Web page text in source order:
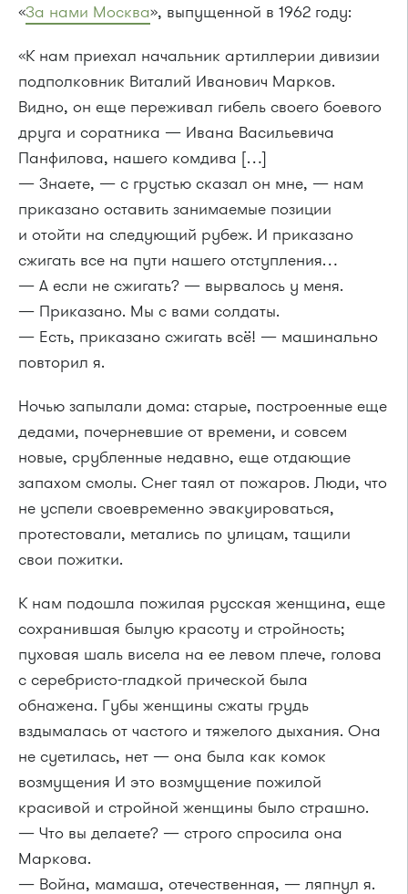
«За нами Москва», выпущенной в 1962 году:
«К нам приехал начальник артиллерии дивизии
подполковник Виталий Иванович Марков.
Видно, он еще переживал гибель своего боевого
друга и соратника — Ивана Васильевича
Панфилова, нашего комдива […]
— Знаете, — с грустью сказал он мне, — нам
приказано оставить занимаемые позиции
и отойти на следующий рубеж. И приказано
сжигать все на пути нашего отступления…
— А если не сжигать? — вырвалось у меня.
— Приказано. Мы с вами солдаты.
— Есть, приказано сжигать всё! — машинально
повторил я.
Ночью запылали дома: старые, построенные еще
дедами, почерневшие от времени, и совсем
новые, срубленные недавно, еще отдающие
запахом смолы. Снег таял от пожаров. Люди, что
не успели своевременно эвакуироваться,
протестовали, метались по улицам, тащили
свои пожитки.
К нам подошла пожилая русская женщина, еще
сохранившая былую красоту и стройность;
пуховая шаль висела на ее левом плече, голова
с серебристо-гладкой прической была
обнажена. Губы женщины сжаты грудь
вздымалась от частого и тяжелого дыхания. Она
не суетилась, нет — она была как комок
возмущения И это возмущение пожилой
красивой и стройной женщины было страшно.
— Что вы делаете? — строго спросила она
Маркова.
— Война, мамаша, отечественная, — ляпнул я.